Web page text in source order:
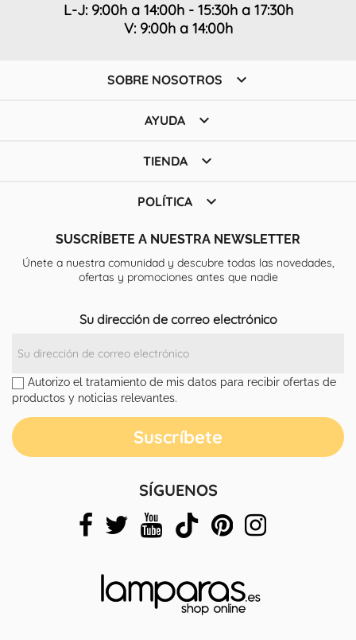
L-J: 9:00h a 14:00h - 15:30h a 17:30h
V: 9:00h a 14:00h
SOBRE NOSOTROS 
AYUDA 
TIENDA 
POLÍTICA 
SUSCRÍBETE A NUESTRA NEWSLETTER
Únete a nuestra comunidad y descubre todas las novedades,
ofertas y promociones antes que nadie
Su dirección de correo electrónico
Autorizo el tratamiento de mis datos para recibir ofertas de
productos y noticias relevantes.
SÍGUENOS